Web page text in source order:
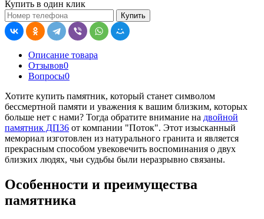
Купить в один клик
Купить
Описание товара
Отзывов0
Вопросы0
Хотите купить памятник, который станет символом
бессмертной памяти и уважения к вашим близким, которых
больше нет с нами? Тогда обратите внимание на двойной
памятник ДП36 от компании "Поток". Этот изысканный
мемориал изготовлен из натурального гранита и является
прекрасным способом увековечить воспоминания о двух
близких людях, чьи судьбы были неразрывно связаны.
Особенности и преимущества
памятника